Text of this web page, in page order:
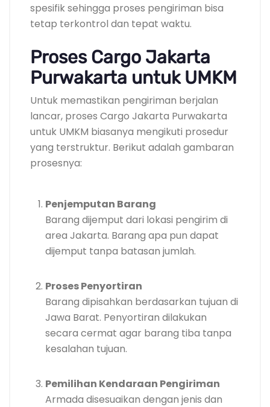
spesifik sehingga proses pengiriman bisa
tetap terkontrol dan tepat waktu.
Proses Cargo Jakarta
Purwakarta untuk UMKM
Untuk memastikan pengiriman berjalan
lancar, proses Cargo Jakarta Purwakarta
untuk UMKM biasanya mengikuti prosedur
yang terstruktur. Berikut adalah gambaran
prosesnya:
Penjemputan Barang
Barang dijemput dari lokasi pengirim di
area Jakarta. Barang apa pun dapat
dijemput tanpa batasan jumlah.
Proses Penyortiran
Barang dipisahkan berdasarkan tujuan di
Jawa Barat. Penyortiran dilakukan
secara cermat agar barang tiba tanpa
kesalahan tujuan.
Pemilihan Kendaraan Pengiriman
Armada disesuaikan dengan jenis dan